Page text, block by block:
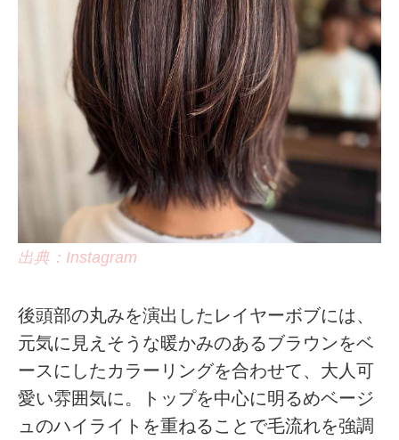
出典：Instagram
後頭部の丸みを演出したレイヤーボブには、
元気に見えそうな暖かみのあるブラウンをベ
ースにしたカラーリングを合わせて、大人可
愛い雰囲気に。トップを中心に明るめベージ
ュのハイライトを重ねることで毛流れを強調